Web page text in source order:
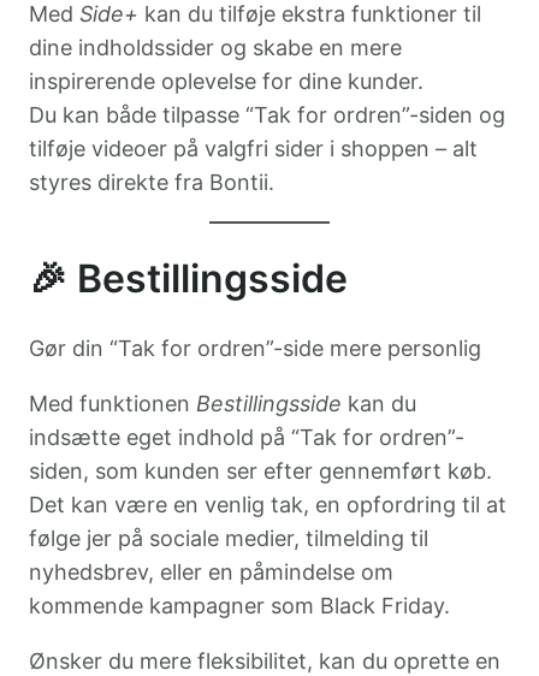
Med Side+ kan du tilføje ekstra funktioner til
dine indholdssider og skabe en mere
inspirerende oplevelse for dine kunder.
Du kan både tilpasse “Tak for ordren”-siden og
tilføje videoer på valgfri sider i shoppen – alt
styres direkte fra Bontii.
🎉 Bestillingsside
Gør din “Tak for ordren”-side mere personlig
Med funktionen Bestillingsside kan du
indsætte eget indhold på “Tak for ordren”-
siden, som kunden ser efter gennemført køb.
Det kan være en venlig tak, en opfordring til at
følge jer på sociale medier, tilmelding til
nyhedsbrev, eller en påmindelse om
kommende kampagner som Black Friday.
Ønsker du mere fleksibilitet, kan du oprette en